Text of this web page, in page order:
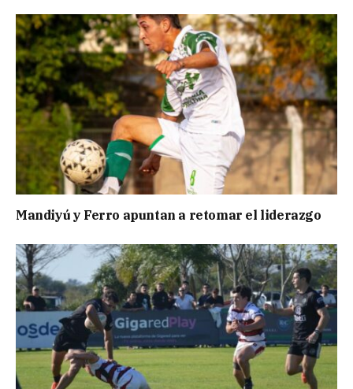
Mandiyú y Ferro apuntan a retomar el liderazgo